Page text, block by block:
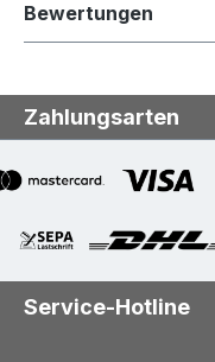
Bewertungen
Zahlungsarten
Service-Hotline